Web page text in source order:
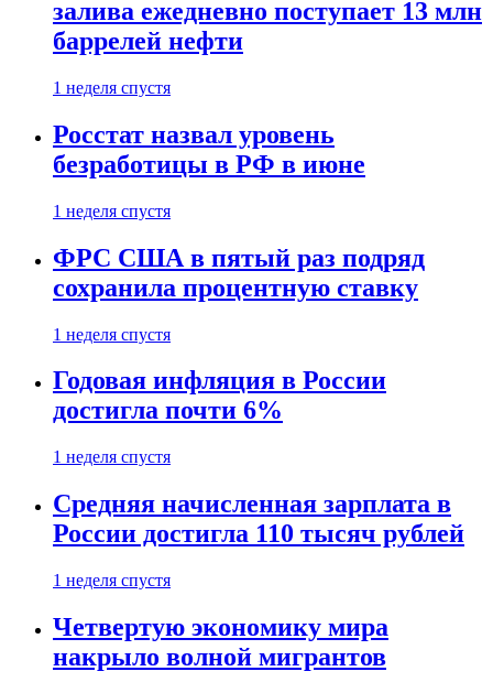
залива ежедневно поступает 13 млн
баррелей нефти
1 неделя спустя
Росстат назвал уровень
безработицы в РФ в июне
1 неделя спустя
ФРС США в пятый раз подряд
сохранила процентную ставку
1 неделя спустя
Годовая инфляция в России
достигла почти 6%
1 неделя спустя
Средняя начисленная зарплата в
России достигла 110 тысяч рублей
1 неделя спустя
Четвертую экономику мира
накрыло волной мигрантов